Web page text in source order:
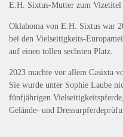
E.H. Sixtus-Mutter zum Vizetitel
Oklahoma von E.H. Sixtus war
bei den Vielseitigkeits-
auf einen tollen sechsten Platz.
2023 machte vor allem Casixta
Sie wurde unter Sophie Laube
fünfjährigen
Gelände- und